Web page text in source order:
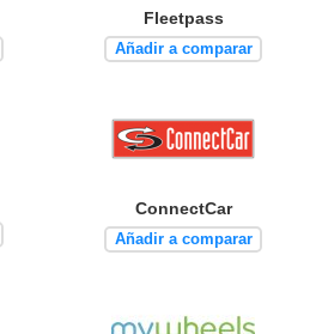
Fleetpass
Añadir a comparar
ConnectCar
Añadir a comparar